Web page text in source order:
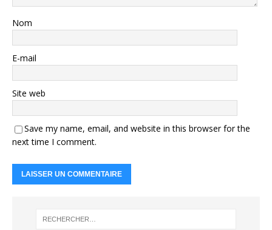
Nom
E-mail
Site web
Save my name, email, and website in this browser for the
next time I comment.